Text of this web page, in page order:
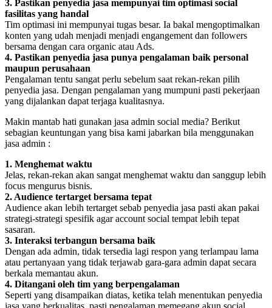
3. Pastikan penyedia jasa mempunyai tim optimasi social
fasilitas yang handal
Tim optimasi ini mempunyai tugas besar. Ia bakal mengoptimalkan
konten yang udah menjadi menjadi engangement dan followers
bersama dengan cara organic atau Ads.
4. Pastikan penyedia jasa punya pengalaman baik personal
maupun perusahaan
Pengalaman tentu sangat perlu sebelum saat rekan-rekan pilih
penyedia jasa. Dengan pengalaman yang mumpuni pasti pekerjaan
yang dijalankan dapat terjaga kualitasnya.
Makin mantab hati gunakan jasa admin social media? Berikut
sebagian keuntungan yang bisa kami jabarkan bila menggunakan
jasa admin :
1. Menghemat waktu
Jelas, rekan-rekan akan sangat menghemat waktu dan sanggup lebih
focus mengurus bisnis.
2. Audience tertarget bersama tepat
Audience akan lebih tertarget sebab penyedia jasa pasti akan pakai
strategi-strategi spesifik agar account social tempat lebih tepat
sasaran.
3. Interaksi terbangun bersama baik
Dengan ada admin, tidak tersedia lagi respon yang terlampau lama
atau pertanyaan yang tidak terjawab gara-gara admin dapat secara
berkala memantau akun.
4. Ditangani oleh tim yang berpengalaman
Seperti yang disampaikan diatas, ketika telah menentukan penyedia
jasa yang berkualitas, pasti pengalaman memegang akun social